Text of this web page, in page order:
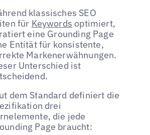
klassisches SEO
für Keywords optimiert,
eine Grounding Page
Entität für konsistente,
Markenerwähnungen.
Unterschied ist
dem Standard definiert die
drei
die jede
Page braucht: